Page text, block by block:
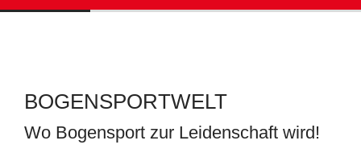
BOGENSPORTWELT
Wo Bogensport zur Leidenschaft wird!